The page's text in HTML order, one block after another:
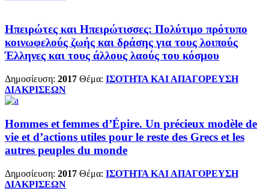
Ηπειρώτες και Ηπειρώτισσες: Πολύτιμο πρότυπο
κοινωφελούς ζωής και δράσης για τους λοιπούς
Έλληνες και τους άλλους λαούς του κόσμου
Δημοσίευση: 2017 Θέμα: ΙΣΟΤΗΤΑ ΚΑΙ ΑΠΑΓΟΡΕΥΣΗ
ΔΙΑΚΡΙΣΕΩΝ
Hommes et femmes d’Épire. Un précieux modèle de
vie et d’actions utiles pour le reste des Grecs et les
autres peuples du monde
Δημοσίευση: 2017 Θέμα: ΙΣΟΤΗΤΑ ΚΑΙ ΑΠΑΓΟΡΕΥΣΗ
ΔΙΑΚΡΙΣΕΩΝ